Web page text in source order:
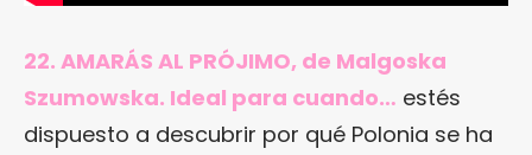
22. AMARÁS AL PRÓJIMO, de Malgoska
Szumowska. Ideal para cuando… estés
dispuesto a descubrir por qué Polonia se ha